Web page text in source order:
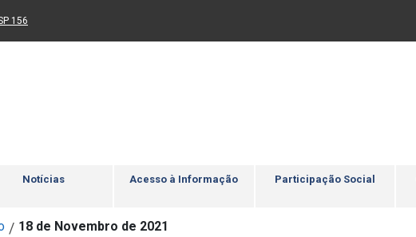
Ir para rodapé
para um novo sítio)
156
Notícias Acesso à Informação Participação Social
/ 18 de Novembro de 2021